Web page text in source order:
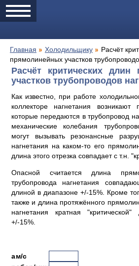
Главная
Холодильщику
Расчёт
прямолинейных участков
Расчёт критических длин
участков трубопроводов
Как известно, при работе
коллекторе нагнетания возникают
которые передаются в трубопровод
механические колебания
могут вызывать резонансные
нагнетания на каком-то его
длина этого отрезка совпадает с т.н.
Опасной считается длина
трубопровода нагнетания
длиной в диапазоне +/-15%. Кроме
также и длина протяжённого
нагнетания кратная
+/-15%.
aм/с